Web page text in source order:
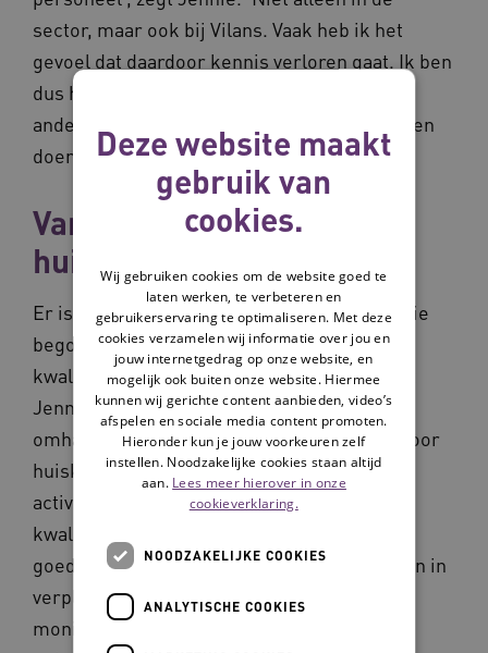
sector, maar ook bij Vilans. Vaak heb ik het
gevoel dat daardoor kennis verloren gaat. Ik ben
dus heel blij dat het boek er nu ligt en dat
anderen er hopelijk hun voordeel mee kunnen
doen.’
Van grote zalen naar
huiskamers
Er is veel veranderd in de sector sinds Jennie
begon met werken. Zo is bijvoorbeeld de
kwaliteit van de zorg enorm verbeterd, vindt
Jennie. ‘Grote zalen waar mensen niets
omhanden hadden hebben plaatsgemaakt voor
huiskamers met een gevarieerd
activiteitenaanbod. We hebben een
kwaliteitskader dat beschrijft wat we onder
goede zorg verstaan, hoe we daaraan werken in
verpleeghuizen en hoe we dit kunnen
monitoren. Er wordt veel meer rekening
Deze website maakt
gebruik van
cookies.
Wij gebruiken cookies om de website goed te
laten werken, te verbeteren en
gebruikerservaring te optimaliseren. Met deze
cookies verzamelen wij informatie over jou en
jouw internetgedrag op onze website, en
mogelijk ook buiten onze website. Hiermee
kunnen wij gerichte content aanbieden, video’s
afspelen en sociale media content promoten.
Hieronder kun je jouw voorkeuren zelf
instellen. Noodzakelijke cookies staan altijd
aan. Lees meer hierover in onze
cookieverklaring.
NOODZAKELIJKE COOKIES
ANALYTISCHE COOKIES